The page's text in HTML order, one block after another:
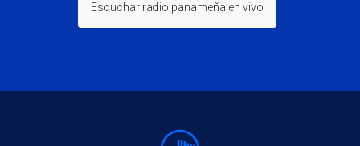
Escuchar radio panameña en vivo